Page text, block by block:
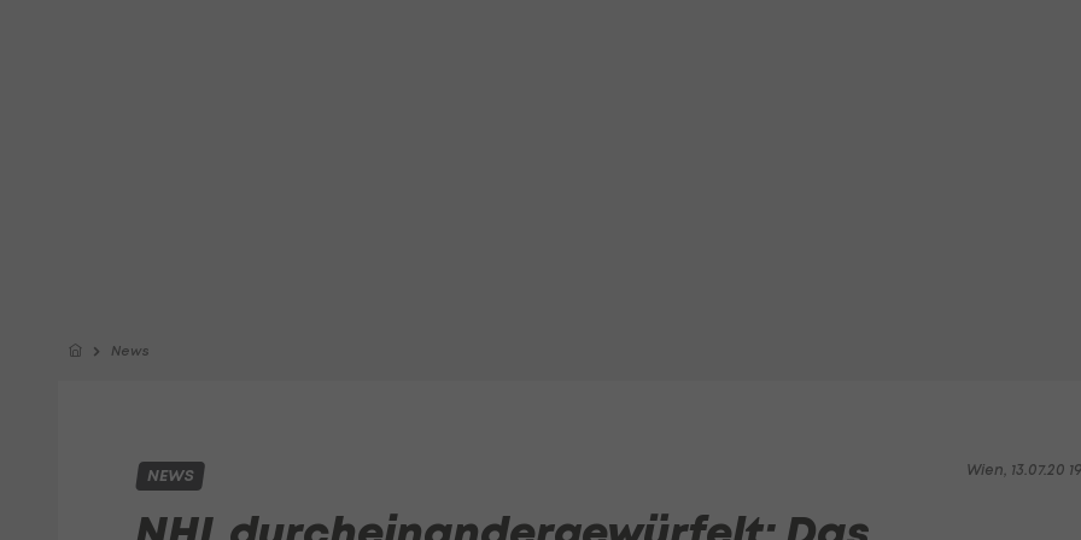
News
Wien, 13.07.20
NEWS